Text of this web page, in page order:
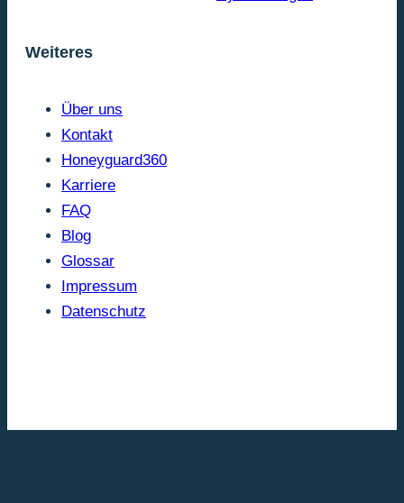
Weiteres
Über uns
Kontakt
Honeyguard360
Karriere
FAQ
Blog
Glossar
Impressum
Datenschutz